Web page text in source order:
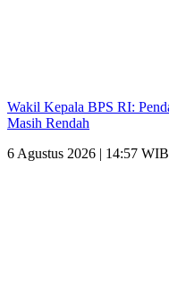
Wakil Kepala BPS RI:
Masih Rendah
6 Agustus 2026 | 14:57 WIB